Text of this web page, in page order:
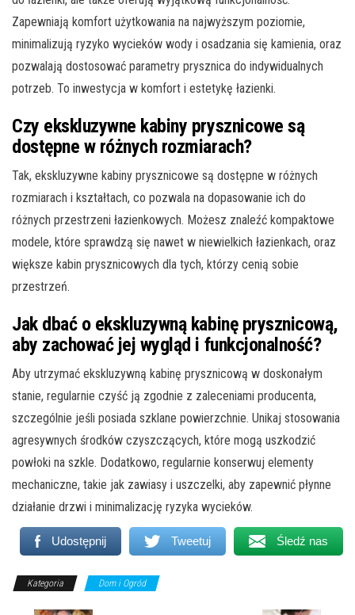
Zapewniają komfort użytkowania na najwyższym poziomie,
minimalizują ryzyko wycieków wody i osadzania się kamienia, oraz
pozwalają dostosować parametry prysznica do indywidualnych
potrzeb. To inwestycja w komfort i estetykę łazienki.
Czy ekskluzywne kabiny prysznicowe są
dostępne w różnych rozmiarach?
Tak, ekskluzywne kabiny prysznicowe są dostępne w różnych
rozmiarach i kształtach, co pozwala na dopasowanie ich do
różnych przestrzeni łazienkowych. Możesz znaleźć kompaktowe
modele, które sprawdzą się nawet w niewielkich łazienkach, oraz
większe kabin prysznicowych dla tych, którzy cenią sobie
przestrzeń.
Jak dbać o ekskluzywną kabinę prysznicową,
aby zachować jej wygląd i funkcjonalność?
Aby utrzymać ekskluzywną kabinę prysznicową w doskonałym
stanie, regularnie czyść ją zgodnie z zaleceniami producenta,
szczególnie jeśli posiada szklane powierzchnie. Unikaj stosowania
agresywnych środków czyszczących, które mogą uszkodzić
powłoki na szkle. Dodatkowo, regularnie konserwuj elementy
mechaniczne, takie jak zawiasy i uszczelki, aby zapewnić płynne
działanie drzwi i minimalizację ryzyka wycieków.
Udostępnij Tweetuj Śledź nas
Kategoria Dom i Ogród